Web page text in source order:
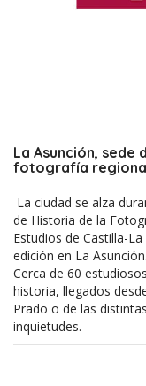
La Asunción, sede
fotografía
La ciudad se alza
de Historia de la
Estudios de Castilla-
edición en La Asunción.
Cerca de 60
historia, llegados
Prado o de las
inquietudes.